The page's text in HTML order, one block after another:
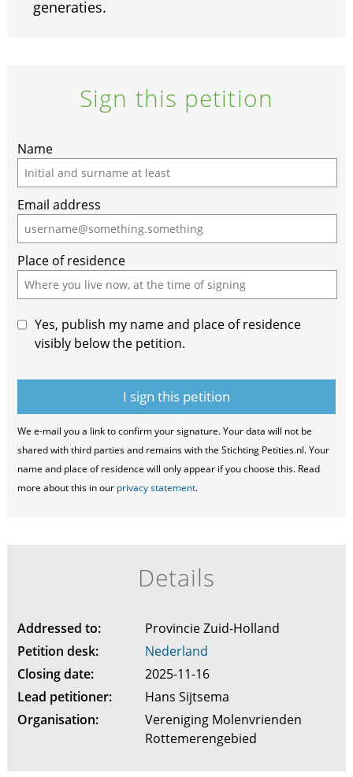
generaties.
Sign this petition
If
you
are
a
human,
ignore
this
field
Name
Email address
Place of residence
Yes, publish my name and place of residence
visibly below the petition.
We e-mail you a link to confirm your signature. Your data will not be
shared with third parties and remains with the Stichting Petities.nl. Your
name and place of residence will only appear if you choose this. Read
more about this in our privacy statement.
Details
Addressed to:
Provincie Zuid-Holland
Petition desk:
Nederland
Closing date:
2025-11-16
Lead petitioner:
Hans Sijtsema
Organisation:
Vereniging Molenvrienden
Rottemerengebied